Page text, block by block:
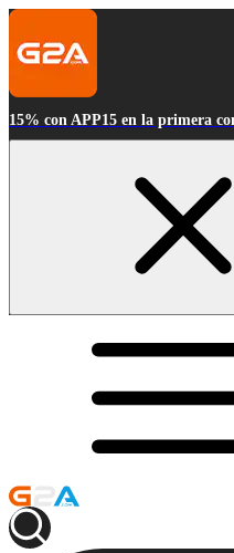
15% con APP15 en la primera